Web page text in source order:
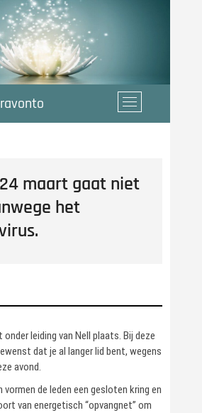
M
n
maart gaat niet
het
onder leiding van Nell plaats. Bij deze
dat je al langer lid bent, wegens
avond.
vormen de leden een gesloten kring en
van energetisch “opvangnet” om